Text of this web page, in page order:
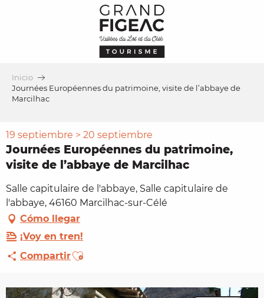
Inicio
Journées Européennes du patrimoine, visite de l’abbaye de
Marcilhac
19 septiembre > 20 septiembre
Journées Européennes du patrimoine,
visite de l’abbaye de Marcilhac
Salle capitulaire de l'abbaye, Salle capitulaire de
l'abbaye, 46160 Marcilhac-sur-Célé
Cómo llegar
¡Voy en tren!
CompartirAjouter aux favoris